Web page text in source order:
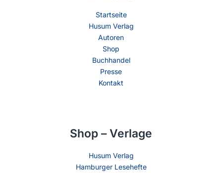
Startseite
Husum Verlag
Autoren
Shop
Buchhandel
Presse
Kontakt
Shop – Verlage
Husum Verlag
Hamburger Lesehefte